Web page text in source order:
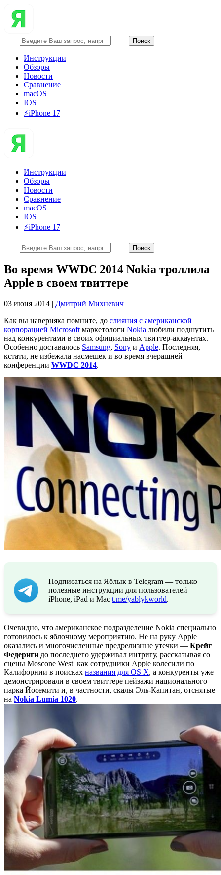
Инструкции
Обзоры
Новости
Сравнение
macOS
IOS
⚡️iPhone 17
Инструкции
Обзоры
Новости
Сравнение
macOS
IOS
⚡️iPhone 17
Во время WWDC 2014 Nokia троллила
Apple в своем твиттере
03 июня 2014 | Дмитрий Михневич
Как вы наверняка помните, до слияния с американской
корпорацией Microsoft маркетологи Nokia любили подшутить
над конкурентами в своих официальных твиттер-аккаунтах.
Особенно доставалось Samsung, Sony и Apple. Последняя,
кстати, не избежала насмешек и во время вчерашней
конференции WWDC 2014.
Подписаться на Яблык в Telegram — только
полезные инструкции для пользователей
iPhone, iPad и Mac t.me/yablykworld.
Очевидно, что американское подразделение Nokia специально
готовилось к яблочному мероприятию. Не на руку Apple
оказались и многочисленные предрелизные утечки — Крейг
Федериги до последнего удерживал интригу, рассказывая со
сцены Moscone West, как сотрудники Apple колесили по
Калифорнии в поисках названия для OS X, а конкуренты уже
демонстрировали в своем твиттере пейзажи национального
парка Йосемити и, в частности, скалы Эль-Капитан, отснятые
на Nokia Lumia 1020.